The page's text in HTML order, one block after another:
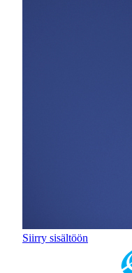
Siirry sisältöön